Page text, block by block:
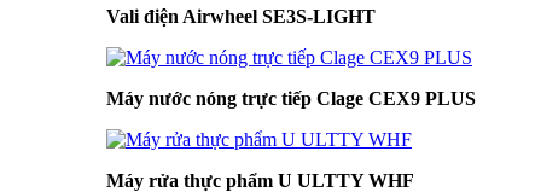
Vali điện Airwheel SE3S-LIGHT
Máy nước nóng trực tiếp Clage CEX9 PLUS
Máy rửa thực phẩm U ULTTY WHF